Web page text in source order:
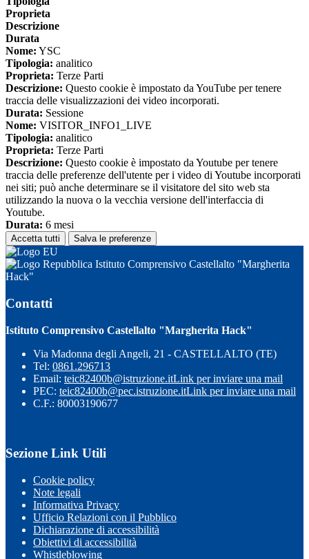
Proprieta
Descrizione
Durata
Nome: YSC
Tipologia: analitico
Proprieta: Terze Parti
Descrizione: Questo cookie è impostato da YouTube per tenere
traccia delle visualizzazioni dei video incorporati.
Durata: Sessione
Nome: VISITOR_INFO1_LIVE
Tipologia: analitico
Proprieta: Terze Parti
Descrizione: Questo cookie è impostato da Youtube per tenere
traccia delle preferenze dell'utente per i video di Youtube incorporati
nei siti; può anche determinare se il visitatore del sito web sta
utilizzando la nuova o la vecchia versione dell'interfaccia di
Youtube.
Durata: 6 mesi
Accetta tutti Salva le preferenze
Istituto Comprensivo Castellalto "Margherita
Hack"
Contatti
Istituto Comprensivo Castellalto "Margherita Hack"
Via Madonna degli Angeli, 21 - CASTELLALTO (TE)
Tel: 0861.296713
Email: teic82400b@istruzione.itLink per inviare una mail
PEC: teic82400b@pec.istruzione.itLink per inviare una mail
C.F.: 80003190677
Sezione Link Utili
Cookie policy
Note legali
Informativa Privacy
Ufficio Relazioni con il Pubblico
Dichiarazione di accessibilità
Obiettivi di accessibilità
Whistleblowing